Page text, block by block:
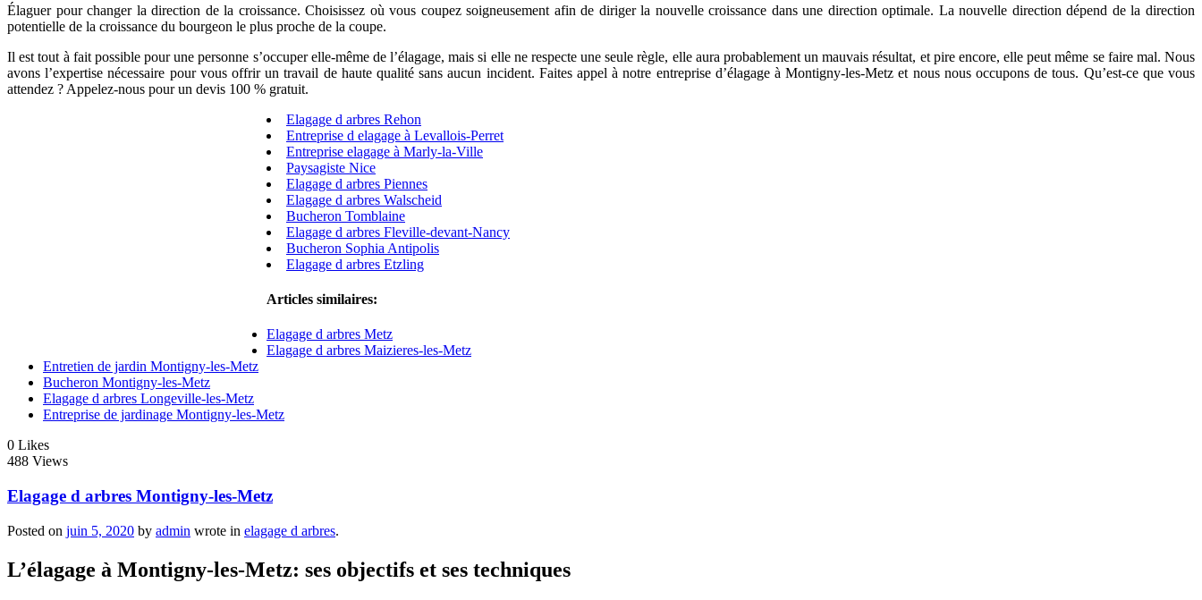
Élaguer pour changer la direction de la croissance. Choisissez où vous coupez soigneusement afin de diriger la nouvelle croissance dans une direction optimale. La nouvelle direction dépend de la direction
potentielle de la croissance du bourgeon le plus proche de la coupe.
Il est tout à fait possible pour une personne s’occuper elle-même de l’élagage, mais si elle ne respecte une seule règle, elle aura probablement un mauvais résultat, et pire encore, elle peut même se faire mal. Nous
avons l’expertise nécessaire pour vous offrir un travail de haute qualité sans aucun incident. Faites appel à notre entreprise d’élagage à Montigny-les-Metz et nous nous occupons de tous. Qu’est-ce que vous
attendez ? Appelez-nous pour un devis 100 % gratuit.
Elagage d arbres Rehon
Entreprise d elagage à Levallois-Perret
Entreprise elagage à Marly-la-Ville
Paysagiste Nice
Elagage d arbres Piennes
Elagage d arbres Walscheid
Bucheron Tomblaine
Elagage d arbres Fleville-devant-Nancy
Bucheron Sophia Antipolis
Elagage d arbres Etzling
Articles similaires:
Elagage d arbres Metz
Elagage d arbres Maizieres-les-Metz
Entretien de jardin Montigny-les-Metz
Bucheron Montigny-les-Metz
Elagage d arbres Longeville-les-Metz
Entreprise de jardinage Montigny-les-Metz
0 Likes
488 Views
Elagage d arbres Montigny-les-Metz
Posted on juin 5, 2020 by admin wrote in elagage d arbres.
L’élagage à Montigny-les-Metz: ses objectifs et ses techniques